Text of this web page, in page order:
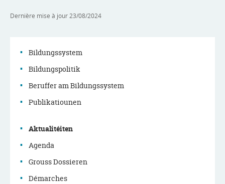
Dernière mise à jour 23/08/2024
Menu
de
navigation
principale
Bildungssystem
Bildungspolitik
Beruffer am Bildungssystem
Publikatiounen
Aktualitéiten
Agenda
Grouss Dossieren
Démarches